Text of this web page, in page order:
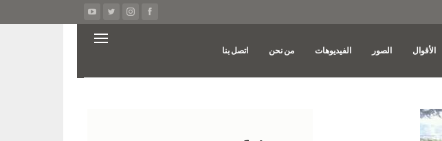
الأقوال الصور الفيديوهات من نحن اتصل بنا